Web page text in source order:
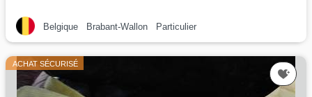
Belgique Brabant-Wallon Particulier
ACHAT SÉCURISÉ